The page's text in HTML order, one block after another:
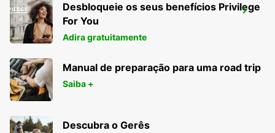
MANILA - AEROPORTO INT. NINOY
AQUINO T2
PASAY - PHILIPPINES
Desbloqueie os seus benefícios Privilege
For You
Adira gratuitamente
Manual de preparação para uma road trip
Saiba +
Descubra o Gerês